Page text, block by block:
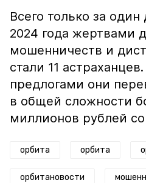
Всего только за
2024 года жертвами
мошенничеств и
стали 11
предлогами они
в общей сложности
миллионов рублей
орбита орбита
орбитановости